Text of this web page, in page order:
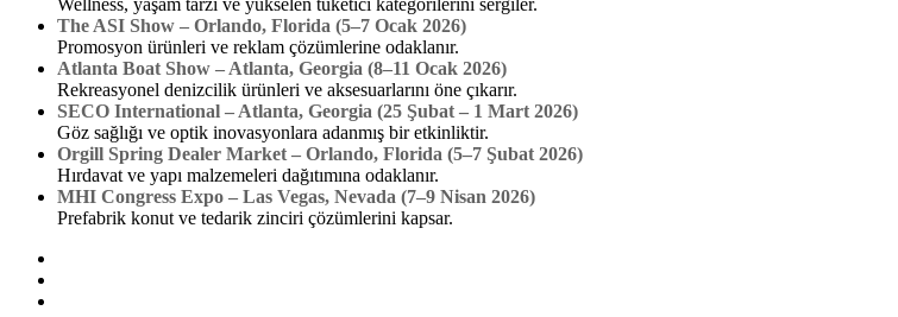
Wellness, yaşam tarzı ve yükselen tüketici kategorilerini sergiler.
The ASI Show – Orlando, Florida (5–7 Ocak 2026)
Promosyon ürünleri ve reklam çözümlerine odaklanır.
Atlanta Boat Show – Atlanta, Georgia (8–11 Ocak 2026)
Rekreasyonel denizcilik ürünleri ve aksesuarlarını öne çıkarır.
SECO International – Atlanta, Georgia (25 Şubat – 1 Mart 2026)
Göz sağlığı ve optik inovasyonlara adanmış bir etkinliktir.
Orgill Spring Dealer Market – Orlando, Florida (5–7 Şubat 2026)
Hırdavat ve yapı malzemeleri dağıtımına odaklanır.
MHI Congress Expo – Las Vegas, Nevada (7–9 Nisan 2026)
Prefabrik konut ve tedarik zinciri çözümlerini kapsar.